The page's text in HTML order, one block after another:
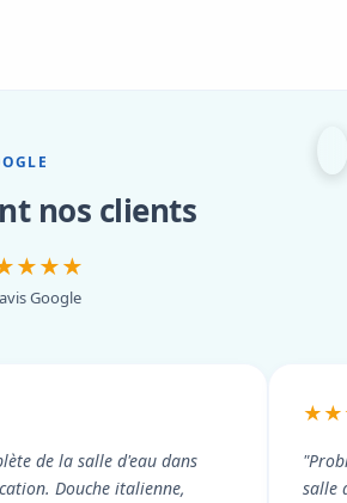
nos clients
Google
de la salle d'eau dans
Douche italienne,
salle